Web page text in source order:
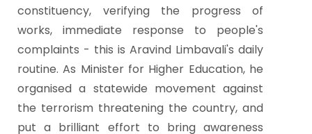
constituency, verifying the progress of
works, immediate response to people's
complaints - this is Aravind Limbavali's daily
routine. As Minister for Higher Education, he
organised a statewide movement against
the terrorism threatening the country, and
put a brilliant effort to bring awareness